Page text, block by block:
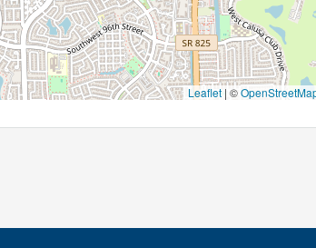
Leaflet| ©